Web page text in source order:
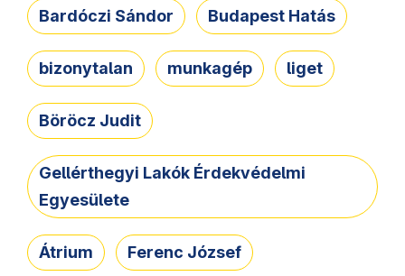
Bardóczi Sándor Budapest Hatás
bizonytalan munkagép liget
Böröcz Judit
Gellérthegyi Lakók Érdekvédelmi
Egyesülete
Átrium Ferenc József